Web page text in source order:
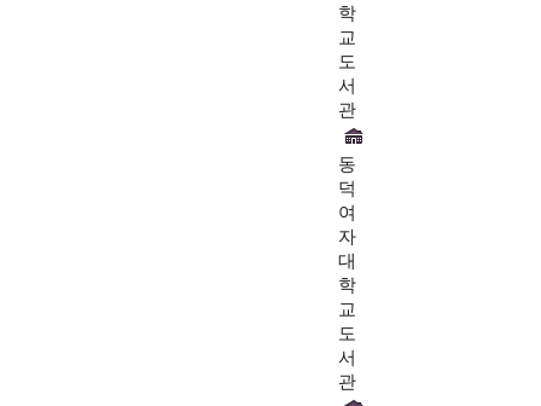
학
교
도
서
관
동
덕
여
자
대
학
교
도
서
관